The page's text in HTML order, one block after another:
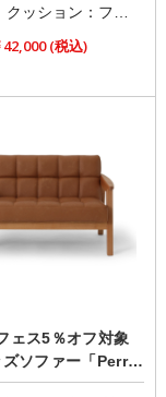
42,000 (税込)
ェス5％オフ対象
ソファー「Perry
(ペリー)」